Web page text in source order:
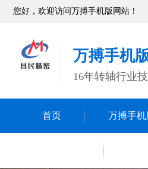
您好，欢迎访问万搏手机版网站！
万搏手机
16年转轴行业
首页 万搏手